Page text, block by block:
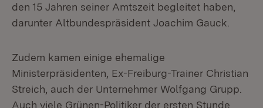
den 15 Jahren seiner Amtszeit begleitet haben,
darunter Altbundespräsident Joachim Gauck.
Zudem kamen einige ehemalige
Ministerpräsidenten, Ex-Freiburg-Trainer Christian
Streich, auch der Unternehmer Wolfgang Grupp.
Auch viele Grünen-Politiker der ersten Stunde